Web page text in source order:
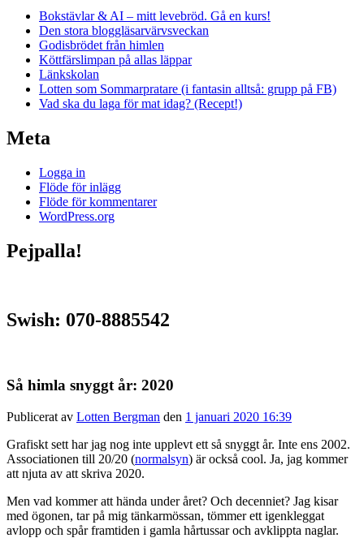
Bokstävlar & AI – mitt levebröd. Gå en kurs!
Den stora bloggläsarvärvsveckan
Godisbrödet från himlen
Köttfärslimpan på allas läppar
Länkskolan
Lotten som Sommarpratare (i fantasin alltså: grupp på FB)
Vad ska du laga för mat idag? (Recept!)
Meta
Logga in
Flöde för inlägg
Flöde för kommentarer
WordPress.org
Pejpalla!
Swish: 070-8885542
Så himla snyggt år: 2020
Publicerat av Lotten Bergman den 1 januari 2020 16:39
Grafiskt sett har jag nog inte upplevt ett så snyggt år. Inte ens 2002.
Associationen till 20/20 (normalsyn) är också cool. Ja, jag kommer
att njuta av att skriva 2020.
Men vad kommer att hända under året? Och decenniet? Jag kisar
med ögonen, tar på mig tänkarmössan, tömmer ett igenkleggat
avlopp och spår framtiden i gamla hårtussar och avklippta naglar.